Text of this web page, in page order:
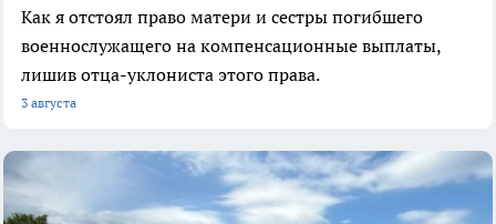
Как я отстоял право матери и сестры погибшего
военнослужащего на компенсационные выплаты,
лишив отца-уклониста этого права.
3 августа